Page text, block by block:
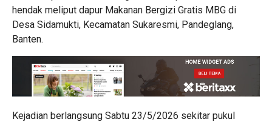
hendak meliput dapur Makanan Bergizi Gratis MBG di
Desa Sidamukti, Kecamatan Sukaresmi, Pandeglang,
Banten.
Kejadian berlangsung Sabtu 23/5/2026 sekitar pukul